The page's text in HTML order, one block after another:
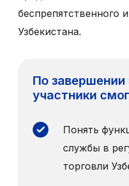
беспрепятственного
Узбекистана.
По завершении
участники
Понять
службы в
торговли